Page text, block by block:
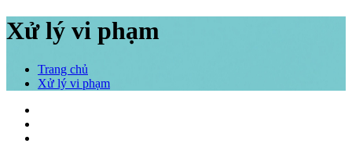
Xử lý vi phạm
Trang chủ
Xử lý vi phạm